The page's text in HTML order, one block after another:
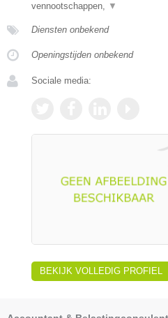
vennootschappen, ▼
Diensten onbekend
Openingstijden onbekend
Sociale media:
BEKIJK VOLLEDIG PROFIEL